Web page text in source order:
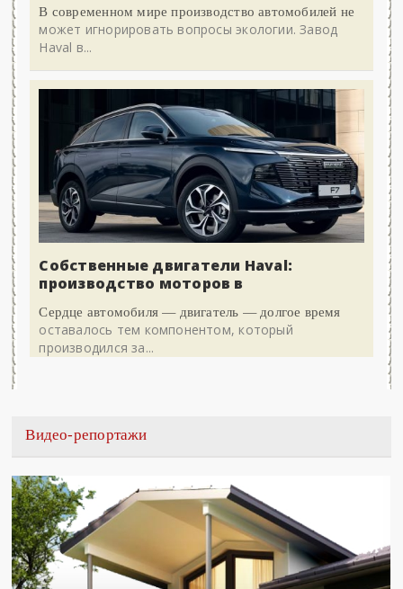
В современном мире производство автомобилей не
может игнорировать вопросы экологии. Завод
Haval в...
Собственные двигатели Haval:
производство моторов в
Сердце автомобиля — двигатель — долгое время
оставалось тем компонентом, который
производился за...
Видео-репортажи